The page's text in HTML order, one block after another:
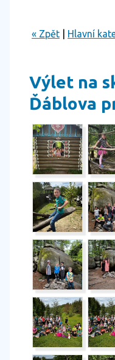
« Zpět Hlavní
Výlet na
Ďáblova